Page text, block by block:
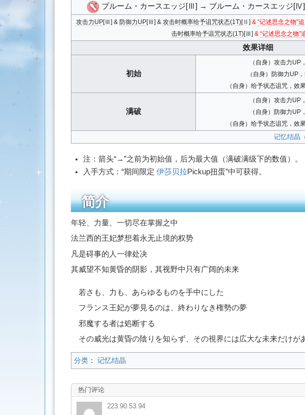
ブルーム・カースエッジ[Ⅲ] → ブルーム・カースエッジ[Ⅳ]
攻击力UP[Ⅲ] & 防御力UP[Ⅲ] & 攻击时概率给予诅咒状态(1T)[Ⅱ] & “记述思念之物”
击时概率给予诅咒状态(1T)[Ⅲ] &“记述思念之物”
效果详细
初始
（自身）攻击力
（自身）防御力UP
（自身）给予状态诅咒，
满破
（自身）攻击力
（自身）防御力
（自身）给予状态诅咒，
记忆结晶
注：箭头“→”之前为初始值，后为最大值（满破满级下的数值）。
入手方式：“期间限定 伊莎贝拉Pickup扭蛋”中可获得。
简介
年轻、力量、一切尽在掌握之中
法兰西的王妃梦想着永无止境的权势
凡是碍事的人一律处决
其威望不知黄昏的阴影，其视野中只有广阔的未来
若さも、力も、あらゆるものを手中にした
フランス王妃が夢見るのは、終わりなき権勢の夢
邪魔する者は処断する
その威光は黄昏の陰りを知らず、その視界には広大な未来だけが
分类 ： 记忆结晶
热门评论
223.90.53.94